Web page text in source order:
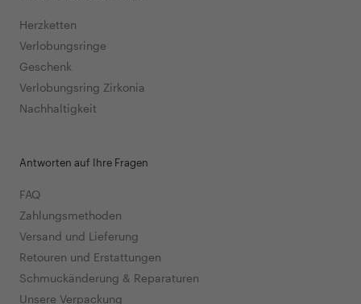
Herzketten
Verlobungsringe
Geschenk
Verlobungsring Zirkonia
Nachhaltigkeit
Antworten auf Ihre Fragen
FAQ
Zahlungsmethoden
Versand und Lieferung
Retouren und Erstattungen
Schmuckänderung & Reparaturen
Unsere Verpackung